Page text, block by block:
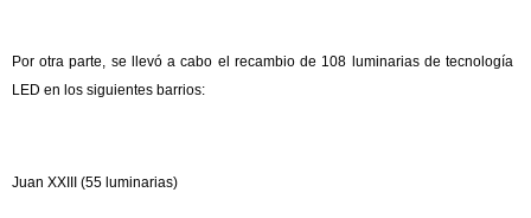
Por otra parte, se llevó a cabo el recambio de 108 luminarias de tecnología
LED en los siguientes barrios:
Juan XXIII (55 luminarias)